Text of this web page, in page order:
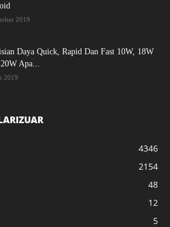
2019
Daya Quick, Rapid Dan Fast 10W, 18W
Apa...
2019
4346
2154
48
12
5